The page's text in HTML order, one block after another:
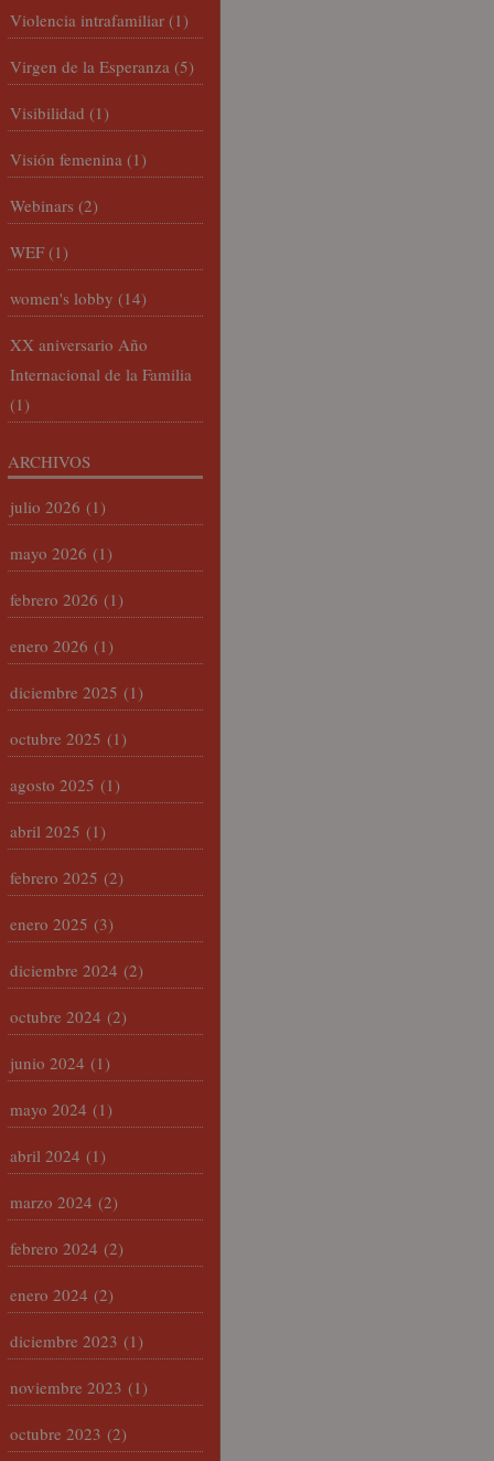
Violencia intrafamiliar (1)
Virgen de la Esperanza (5)
Visibilidad (1)
Visión femenina (1)
Webinars (2)
WEF (1)
women's lobby (14)
XX aniversario Año
Internacional de la Familia
(1)
ARCHIVOS
julio 2026 (1)
mayo 2026 (1)
febrero 2026 (1)
enero 2026 (1)
diciembre 2025 (1)
octubre 2025 (1)
agosto 2025 (1)
abril 2025 (1)
febrero 2025 (2)
enero 2025 (3)
diciembre 2024 (2)
octubre 2024 (2)
junio 2024 (1)
mayo 2024 (1)
abril 2024 (1)
marzo 2024 (2)
febrero 2024 (2)
enero 2024 (2)
diciembre 2023 (1)
noviembre 2023 (1)
octubre 2023 (2)